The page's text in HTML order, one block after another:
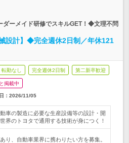
ダーメイド研修でスキルGET！◆文理不問
設計】◆完全週休2日制／年休121
転勤なし 完全週休2日制 第二新卒歓迎
掲載中
： 2026/11/05
車の製造に必要な生産設備等の設計・開
界のトヨタで通用する技術が身につく！
り、自動車業界に携わりたい方を募集。